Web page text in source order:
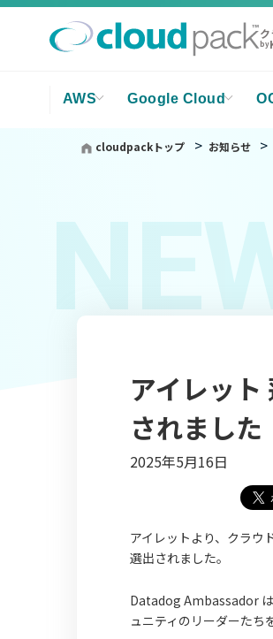
by
AWS Google Cloud
cloudpackトップ お知らせ
アイレッ
されました
2025年5月16日
アイレットより、クラウ
選出されました。
Datadog Ambassador
ュニティのリーダーたち